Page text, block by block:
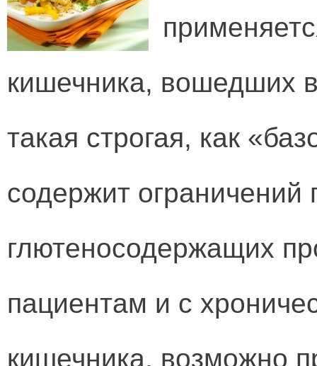
кишечника, вошедших
такая строгая, как
содержит ограничений
глютеносодержащих
пациентам и с
кишечника, возможно